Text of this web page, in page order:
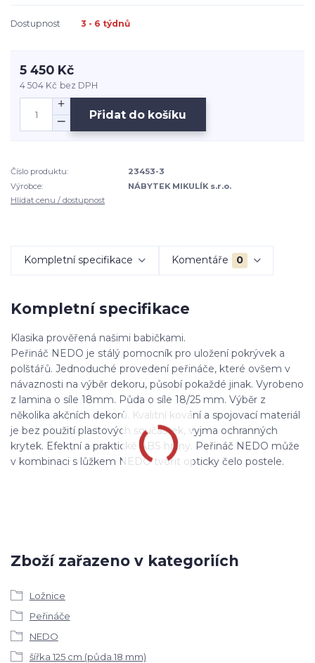
Dostupnost 3 - 6 týdnů
5 450 Kč
4 504 Kč bez DPH
Přidat do košíku
Číslo produktu:
23453-3
Výrobce:
NÁBYTEK MIKULÍK s.r.o.
Hlídat cenu / dostupnost
Kompletní specifikace Komentáře 0
Kompletní specifikace
Klasika prověřená našimi babičkami.
Peřináč NEDO je stálý pomocník pro uložení pokrývek a
polštářů. Jednoduché provedení peřináče, které ovšem v
návaznosti na výběr dekoru, působí pokaždé jinak. Vyrobeno
z lamina o síle 18mm. Půda o síle 18/25 mm. Výběr z
několika akčních dekorů. Kvalitní kování a spojovací materiál
je bez použití plastových součástek, vyjma ochranných
krytek. Efektní a praktické ABS hrany. Peřináč NEDO může
v kombinaci s lůžkem NEDO tvořit opticky čelo postele.
Zboží zařazeno v kategoriích
Ložnice
Peřináče
NEDO
šířka 125 cm (půda 18 mm)